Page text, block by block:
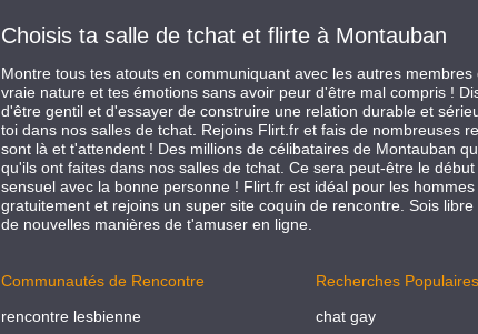
Choisis ta salle de tchat et flirte à Montauban
Montre tous tes atouts en communiquant avec les autres
vraie nature et tes émotions sans avoir peur d'être mal compris !
d'être gentil et d'essayer de construire une relation durable et
toi dans nos salles de tchat. Rejoins Flirt.fr et fais de nombreuses
sont là et t'attendent ! Des millions de célibataires de Montauban
qu'ils ont faites dans nos salles de tchat. Ce sera peut-être le
sensuel avec la bonne personne ! Flirt.fr est idéal pour les
gratuitement et rejoins un super site coquin de rencontre. Sois
de nouvelles manières de t'amuser en ligne.
Communautés de Rencontre
rencontre lesbienne
Recherches Populaires
chat gay